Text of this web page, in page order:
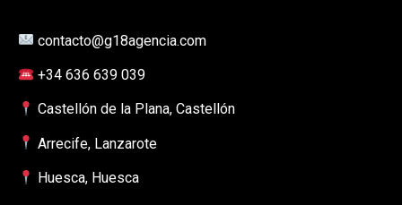
contacto@g18agencia.com
+34 636 639 039
Castellón de la Plana, Castellón
Arrecife, Lanzarote
Huesca, Huesca